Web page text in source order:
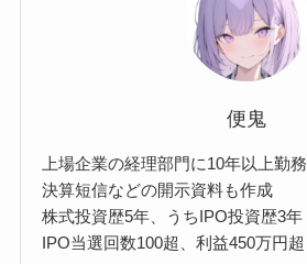
便鬼
上場企業の経理部門に10年以上勤務
決算短信などの開示資料も作成
株式投資歴5年、うちIPO投資歴3年
IPO当選回数100超、利益450万円超